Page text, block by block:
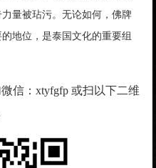
量被玷污。无论如何，佛牌
地位，是泰国文化的重要组
信：xtyfgfp 或扫以下二维